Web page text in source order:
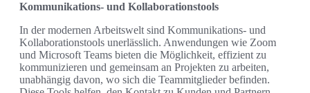
Kommunikations- und Kollaborationstools
In der modernen Arbeitswelt sind Kommunikations- und
Kollaborationstools unerlässlich. Anwendungen wie Zoom
und Microsoft Teams bieten die Möglichkeit, effizient zu
kommunizieren und gemeinsam an Projekten zu arbeiten,
unabhängig davon, wo sich die Teammitglieder befinden.